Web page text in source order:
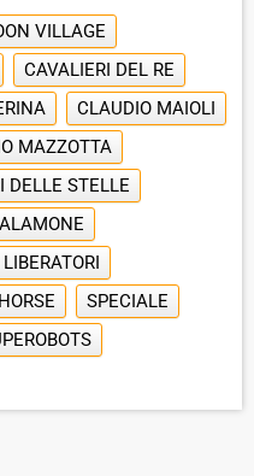
VILLAGE
CAVALIERI DEL RE
CLAUDIO MAIOLI
MAZZOTTA
DELLE STELLE
SPECIALE